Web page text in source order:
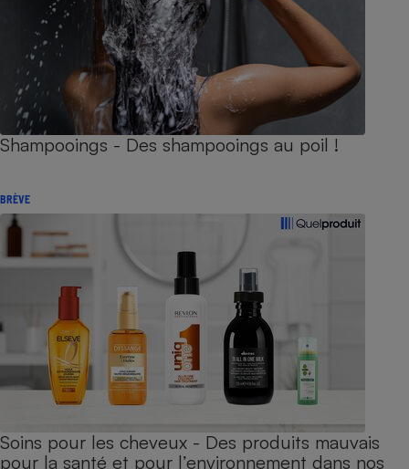
Shampooings - Des shampooings au poil !
BRÈVE
Soins pour les cheveux - Des produits mauvais
pour la santé et pour l’environnement dans nos